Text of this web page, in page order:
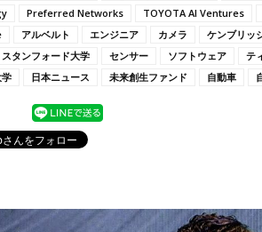
Preferred Networks TOYOTA AI Ventures
アルベルト エンジニア カメラ ケンブリッ
スタンフォード大学 センサー ソフトウェア テ
日本ニュース 未来創生ファンド 自動車